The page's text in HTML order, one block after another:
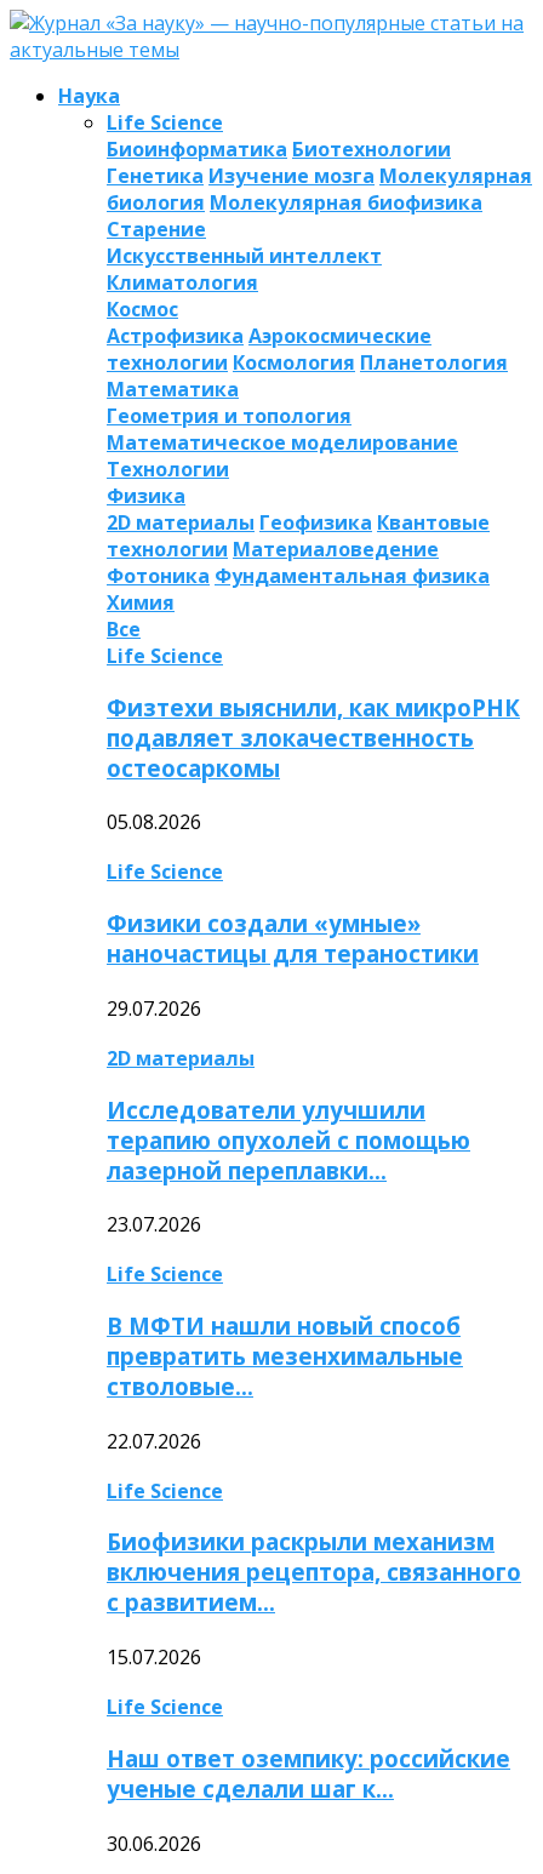
Наука
Life Science
Биоинформатика Биотехнологии
Генетика Изучение мозга Молекулярная
биология Молекулярная биофизика
Старение
Искусственный интеллект
Климатология
Космос
Астрофизика Аэрокосмические
технологии Космология Планетология
Математика
Геометрия и топология
Математическое моделирование
Технологии
Физика
2D материалы Геофизика Квантовые
технологии Материаловедение
Фотоника Фундаментальная физика
Химия
Все
Life Science
Физтехи выяснили, как микроРНК
подавляет злокачественность
остеосаркомы
05.08.2026
Life Science
Физики создали «умные»
наночастицы для тераностики
29.07.2026
2D материалы
Исследователи улучшили
терапию опухолей с помощью
лазерной переплавки…
23.07.2026
Life Science
В МФТИ нашли новый способ
превратить мезенхимальные
стволовые…
22.07.2026
Life Science
Биофизики раскрыли механизм
включения рецептора, связанного
с развитием…
15.07.2026
Life Science
Наш ответ оземпику: российские
ученые сделали шаг к…
30.06.2026